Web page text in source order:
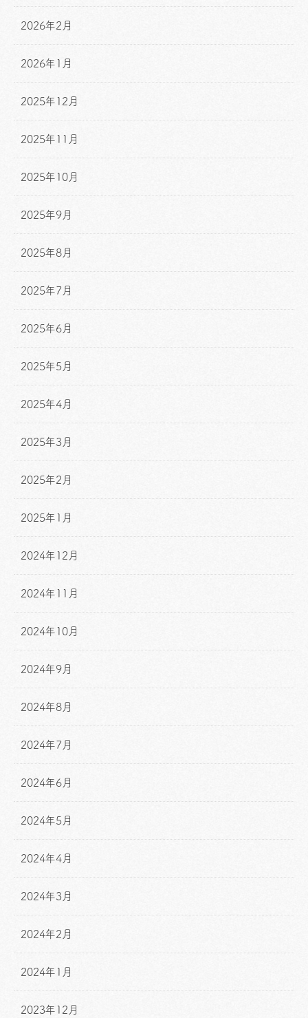
2026年2月
2026年1月
2025年12月
2025年11月
2025年10月
2025年9月
2025年8月
2025年7月
2025年6月
2025年5月
2025年4月
2025年3月
2025年2月
2025年1月
2024年12月
2024年11月
2024年10月
2024年9月
2024年8月
2024年7月
2024年6月
2024年5月
2024年4月
2024年3月
2024年2月
2024年1月
2023年12月